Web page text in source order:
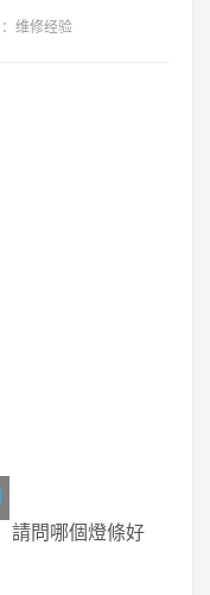
维修经验
請問哪個燈條好